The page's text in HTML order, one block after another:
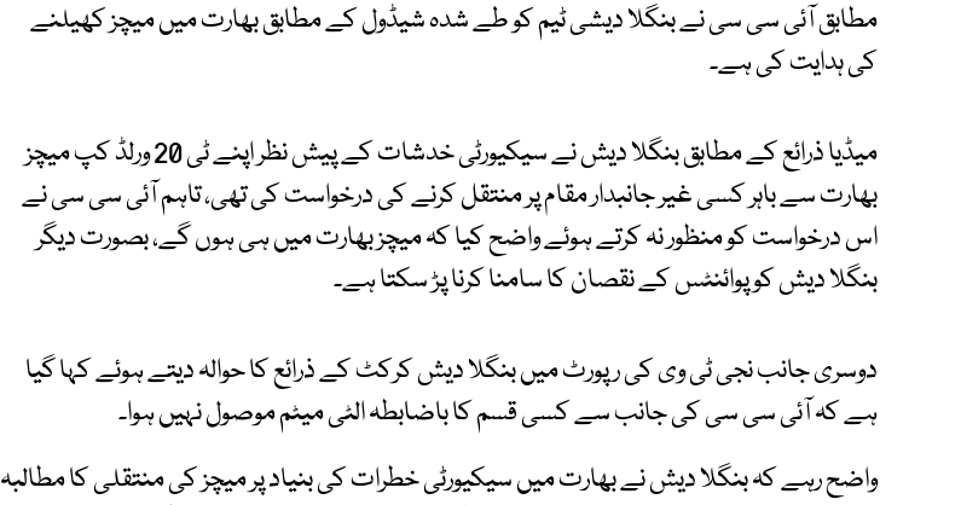
مطابق آئی سی سی نے بنگلا دیشی ٹیم کو طے شدہ شیڈول کے مطابق بھارت میں میچز کھیلنے
کی ہدایت کی ہے۔
میڈیا ذرائع کے مطابق بنگلا دیش نے سیکیورٹی خدشات کے پیش نظر اپنے ٹی 20 ورلڈ کپ میچز
بھارت سے باہر کسی غیر جانبدار مقام پر منتقل کرنے کی درخواست کی تھی، تاہم آئی سی سی نے
اس درخواست کو منظور نہ کرتے ہوئے واضح کیا کہ میچز بھارت میں ہی ہوں گے، بصورت دیگر
بنگلا دیش کو پوائنٹس کے نقصان کا سامنا کرنا پڑ سکتا ہے۔
دوسری جانب نجی ٹی وی کی رپورٹ میں بنگلا دیش کرکٹ کے ذرائع کا حوالہ دیتے ہوئے کہا گیا
ہے کہ آئی سی سی کی جانب سے کسی قسم کا باضابطہ الٹی میٹم موصول نہیں ہوا۔
واضح رہے کہ بنگلا دیش نے بھارت میں سیکیورٹی خطرات کی بنیاد پر میچز کی منتقلی کا مطالبہ